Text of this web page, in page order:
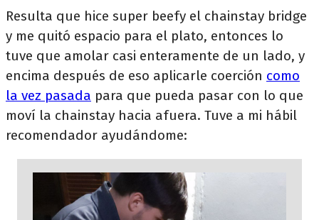
Resulta que hice super beefy el chainstay bridge
y me quitó espacio para el plato, entonces lo
tuve que amolar casi enteramente de un lado, y
encima después de eso aplicarle coerción como
la vez pasada para que pueda pasar con lo que
moví la chainstay hacia afuera. Tuve a mi hábil
recomendador ayudándome: